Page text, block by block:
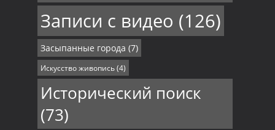
Записи с видео (126)
Засыпанные города (7)
Искусство живопись(4)
Исторический поиск
(73)